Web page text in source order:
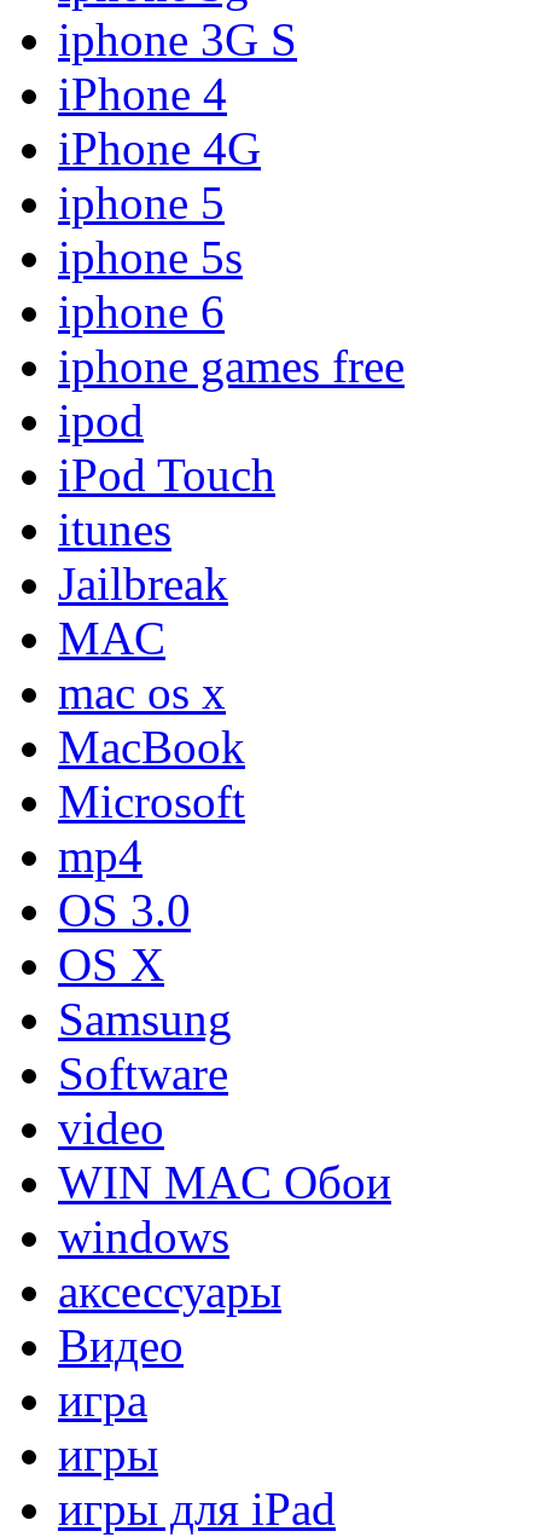
iphone 3G S
iPhone 4
iPhone 4G
iphone 5
iphone 5s
iphone 6
iphone games free
ipod
iPod Touch
itunes
Jailbreak
MAC
mac os x
MacBook
Microsoft
mp4
OS 3.0
OS X
Samsung
Software
video
WIN MAC Обои
windows
аксессуары
Видео
игра
игры
игры для iPad